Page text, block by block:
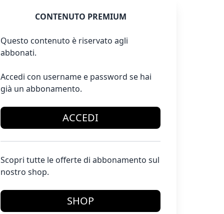
CONTENUTO PREMIUM
Questo contenuto è riservato agli
abbonati.
Accedi con username e password se hai
già un abbonamento.
ACCEDI
Scopri tutte le offerte di abbonamento sul
nostro shop.
SHOP